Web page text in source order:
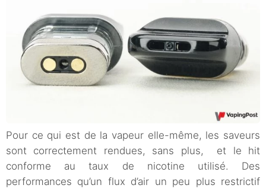
Pour ce qui est de la vapeur elle-même, les saveurs
sont correctement rendues, sans plus, et le hit
conforme au taux de nicotine utilisé. Des
performances qu’un flux d’air un peu plus restrictif